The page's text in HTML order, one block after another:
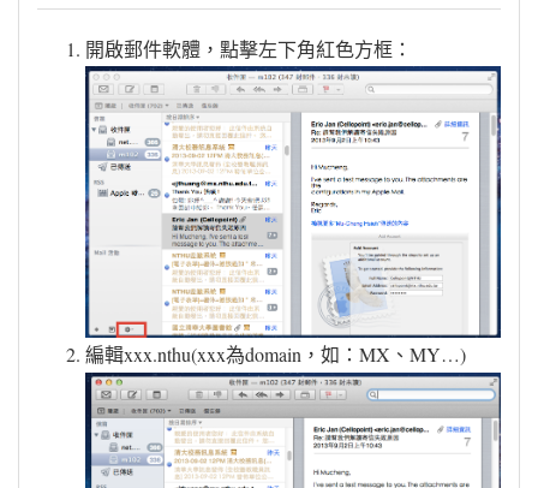
開啟郵件軟體，點擊左下角紅色方框：
編輯xxx.nthu(xxx為domain，如：MX、MY…)